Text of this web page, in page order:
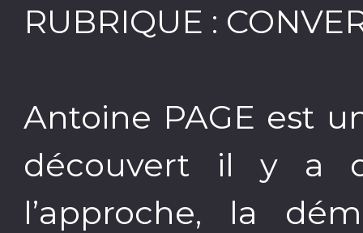
RUBRIQUE :
Antoine PAGE est
découvert il y a
l’approche, la